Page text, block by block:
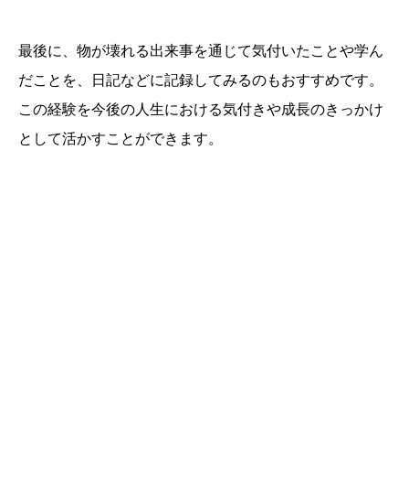
最後に、物が壊れる出来事を通じて気付いたことや学ん
だことを、日記などに記録してみるのもおすすめです。
この経験を今後の人生における気付きや成長のきっかけ
として活かすことができます。